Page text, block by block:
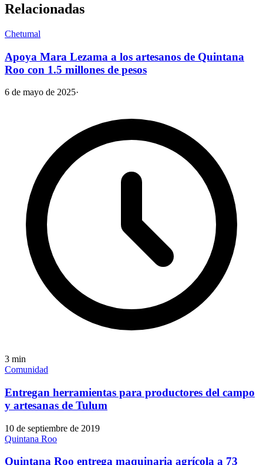
Relacionadas
Chetumal
Apoya Mara Lezama a los artesanos de Quintana
Roo con 1.5 millones de pesos
6 de mayo de 2025·
3 min
Comunidad
Entregan herramientas para productores del campo
y artesanas de Tulum
10 de septiembre de 2019
Quintana Roo
Quintana Roo entrega maquinaria agrícola a 73